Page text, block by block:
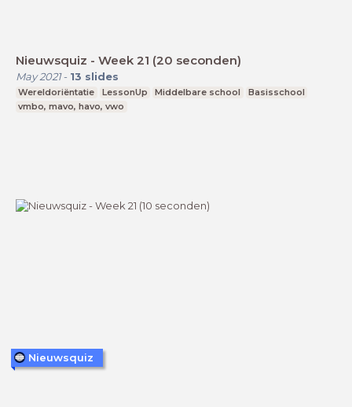
Nieuwsquiz - Week 21 (20 seconden)
May 2021- 13 slides
Wereldoriëntatie LessonUp Middelbare school
Basisschool
vmbo, mavo, havo, vwo
Nieuwsquiz